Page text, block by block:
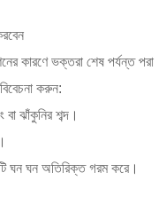
কারণে ভক্তরা শেষ পর্যন্ত পরা
করুন:
ঝাঁকুনির শব্দ।
ঘন ঘন অতিরিক্ত গরম করে।